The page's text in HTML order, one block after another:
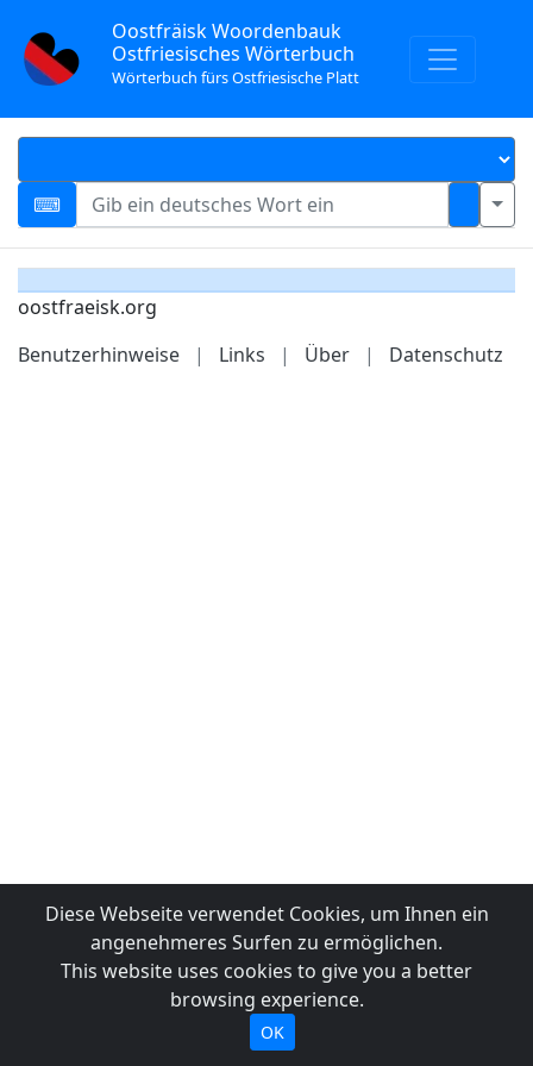
Oostfräisk Woordenbauk
Ostfriesisches Wörterbuch
Wörterbuch fürs Ostfriesische Platt
oostfraeisk.org
Benutzerhinweise
| Links | Über | Datenschutz
Diese Webseite verwendet Cookies, um Ihnen ein
angenehmeres Surfen zu ermöglichen.
This website uses cookies to give you a better
browsing experience.
OK